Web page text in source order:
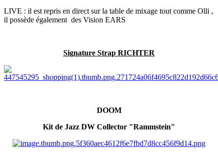
LIVE : il est repris en direct sur la table de mixage tout comme Olli ,
il possède également des Vision EARS
Signature Strap RICHTER
DOOM
Kit de Jazz DW Collector "Rammstein"